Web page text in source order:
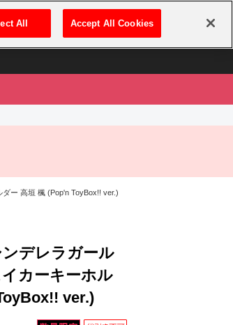
ログイン・新規登録
ー 高垣 楓 (Pop'n ToyBox!! ver.)
デレラガール
カーキーホル
ver.)
All Accept All Cookies